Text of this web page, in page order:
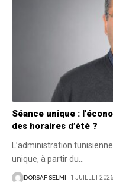
Séance unique :
des horaires d’été ?
L’administration
unique, à partir du
DORSAF SELMI 1 JUILLET 2026